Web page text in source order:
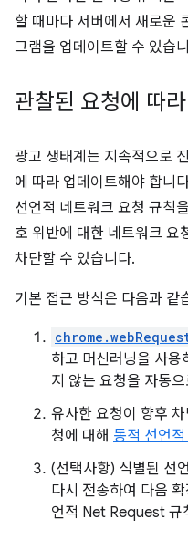
할 때마다 서버에서 새로운
그램을 업데이트할 수 있습
관찰된 요청에 따
광고 생태계는 지속적으로
에 따라 업데이트해야 합니
선언적 네트워크 요청 규칙
호 위반에 대한 네트워크 요
차단할 수 있습니다.
기본 접근 방식은 다음과 같
하고 머신러닝을 사
지 않는 요청을 자동
유사한 요청이 향후
청에 대해 동적 선언
(선택사항) 식별된 선
다시 전송하여 다음
언적 Net Request 규